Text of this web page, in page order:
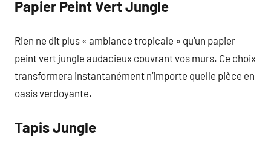
Papier Peint Vert Jungle
Rien ne dit plus « ambiance tropicale » qu’un papier
peint vert jungle audacieux couvrant vos murs. Ce choix
transformera instantanément n’importe quelle pièce en
oasis verdoyante.
Tapis Jungle